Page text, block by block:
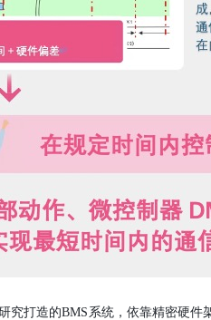
究打造的BMS系统，依靠精密硬件